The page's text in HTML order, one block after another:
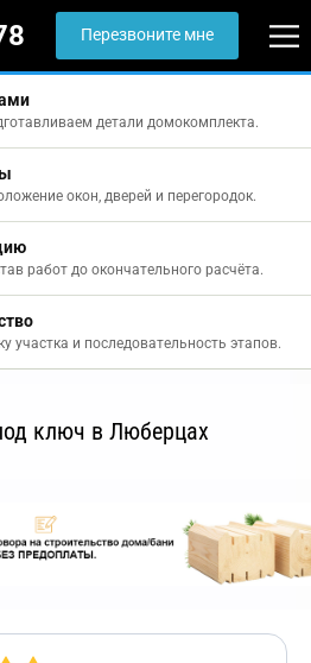
Перезвоните мне
детали домокомплекта.
окон, дверей и перегородок.
работ до окончательного расчёта.
участка и последовательность этапов.
ключ в Люберцах